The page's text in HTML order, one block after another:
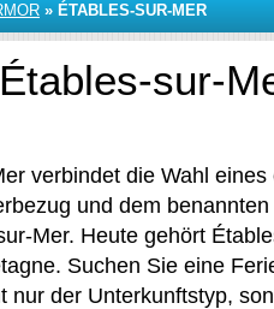
» ÉTABLES-SUR-MER
sur-
verbindet die Wahl
und dem
Mer. Heute gehört
Suchen Sie eine
nur der Unterkunftstyp,